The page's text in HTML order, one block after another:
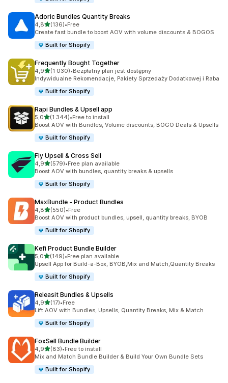
Adoric Bundles Quantity Breaks
4,8na 5 gwiazdek
(136)
Łączna liczba recenzji: 136
•Free
Create fast bundle to boost AOV with volume discounts & BOGOS
Built for Shopify
Frequently Bought Together
4,9na 5 gwiazdek
(1 030)
Łączna liczba recenzji: 1030
•Bezpłatny plan jest dostępny
Indywidualne Rekomendacje, Pakiety Sprzedaży Dodatkowej i Raba
Built for Shopify
Rapi Bundles & Upsell app
5,0na 5 gwiazdek
(1 344)
Łączna liczba recenzji: 1344
•Free to install
Boost AOV with Bundles, Volume discounts, BOGO Deals & Upsells
Built for Shopify
Fly Upsell & Cross Sell
4,9na 5 gwiazdek
(579)
Łączna liczba recenzji: 579
•Free plan available
Boost AOV with bundles, quantity breaks & upsells
Built for Shopify
MaxBundle ‑ Product Bundles
4,8na 5 gwiazdek
(550)
Łączna liczba recenzji: 550
•Free
Boost AOV with product bundles, upsell, quantity breaks, BYOB
Built for Shopify
Kefi Product Bundle Builder
5,0na 5 gwiazdek
(149)
Łączna liczba recenzji: 149
•Free plan available
Upsell App for Build-a-Box, BYOB,Mix and Match,Quantity Breaks
Built for Shopify
Releasit Bundles & Upsells
4,9na 5 gwiazdek
(17)
Łączna liczba recenzji: 17
•Free
Lift AOV with Bundles, Upsells, Quantity Breaks, Mix & Match
Built for Shopify
FoxSell Bundle Builder
4,9na 5 gwiazdek
(83)
Łączna liczba recenzji: 83
•Free to install
Mix and Match Bundle Builder & Build Your Own Bundle Sets
Built for Shopify